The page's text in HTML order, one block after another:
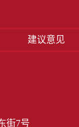
建议意见
街7号